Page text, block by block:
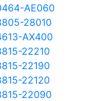
AE060
28010
AX400
22210
22190
22120
22090